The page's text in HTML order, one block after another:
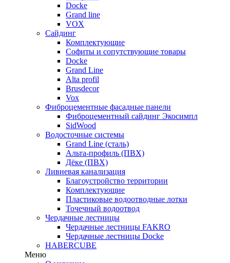
Docke
Grand line
VOX
Сайдинг
Комплектующие
Софиты и сопутствующие товары
Docke
Grand Line
Alta profil
Brusdecor
Vox
Фиброцементные фасадные панели
Фиброцементный сайдинг Экосимпл
SidWood
Водосточные системы
Grand Line (сталь)
Альта-профиль (ПВХ)
Дёке (ПВХ)
Ливневая канализация
Благоустройство территории
Комплектующие
Пластиковые водоотводные лотки
Точечный водоотвод
Чердачные лестницы
Чердачные лестницы FAKRO
Чердачные лестницы Docke
HABERCUBE
Меню